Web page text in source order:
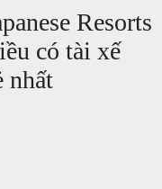
Resorts
có tài xế
nhất